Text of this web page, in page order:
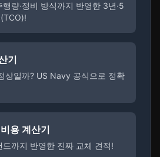
행량·정비 방식까지 반영한 3년·5
기
상일까? US Navy 공식으로 정확
용 계산기
드까지 반영한 진짜 교체 견적!